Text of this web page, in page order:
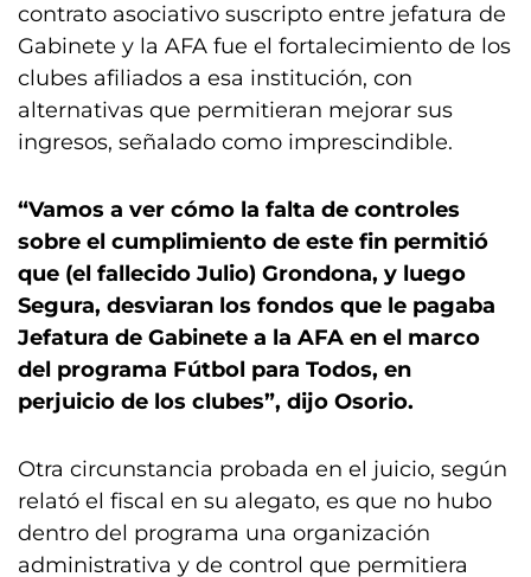
contrato asociativo suscripto entre jefatura de
Gabinete y la AFA fue el fortalecimiento de los
clubes afiliados a esa institución, con
alternativas que permitieran mejorar sus
ingresos, señalado como imprescindible.
“Vamos a ver cómo la falta de controles
sobre el cumplimiento de este fin permitió
que (el fallecido Julio) Grondona, y luego
Segura, desviaran los fondos que le pagaba
Jefatura de Gabinete a la AFA en el marco
del programa Fútbol para Todos, en
perjuicio de los clubes”, dijo Osorio.
Otra circunstancia probada en el juicio, según
relató el fiscal en su alegato, es que no hubo
dentro del programa una organización
administrativa y de control que permitiera